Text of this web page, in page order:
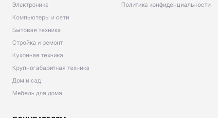
Электроника
Компьютеры и сети
Бытовая техника
Стройка и ремонт
Кухонная техника
Крупногабаритная техника
Дом и сад
Мебель для дома
Политика конфиденциальности